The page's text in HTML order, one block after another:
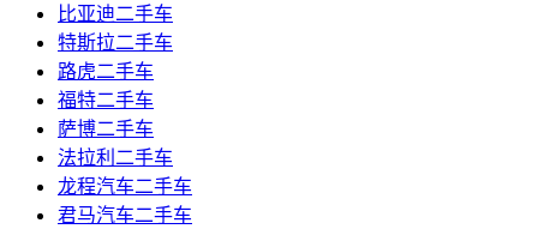
比亚迪二手车
特斯拉二手车
路虎二手车
福特二手车
萨博二手车
法拉利二手车
龙程汽车二手车
君马汽车二手车